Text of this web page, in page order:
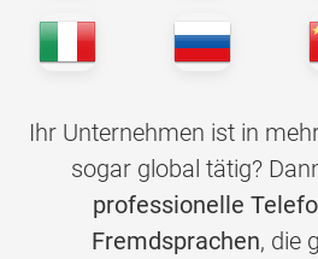
Ihr Unternehmen ist in
sogar global tätig?
professionelle
Fremdsprachen, die